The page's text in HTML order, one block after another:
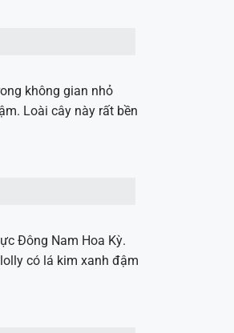
không gian nhỏ
Loài cây này rất bền
Đông Nam Hoa Kỳ.
có lá kim xanhđậm